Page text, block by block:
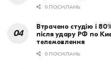
0 ПОСИЛАНЬ
Втрачено студію і
після удару РФ по
телемовлення
0 ПОСИЛАНЬ